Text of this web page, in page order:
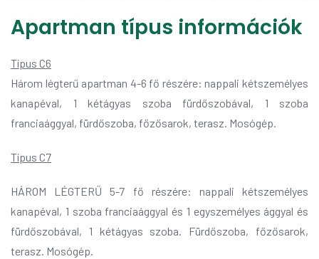
Apartman típus információk
Típus C6
Három légterű apartman 4-6 fő részére: nappali kétszemélyes
kanapéval, 1 kétágyas szoba fürdőszobával, 1 szoba
franciaággyal, fürdőszoba, főzősarok, terasz. Mosógép.
Típus C7
HÁROM LÉGTERŰ 5-7 fő részére: nappali kétszemélyes
kanapéval, 1 szoba franciaággyal és 1 egyszemélyes ággyal és
fürdőszobával, 1 kétágyas szoba. Fürdőszoba, főzősarok,
terasz. Mosógép.